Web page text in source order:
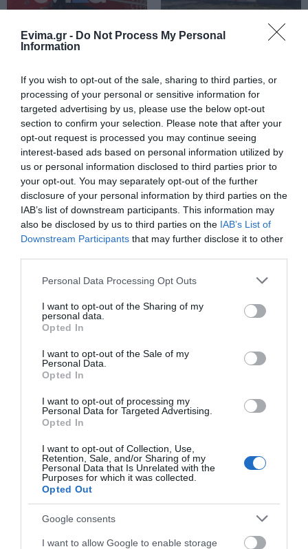
Evima.gr - Do Not Process My Personal
Information
If you wish to opt-out of the sale, sharing to third parties, or
processing of your personal or sensitive information for
targeted advertising by us, please use the below opt-out
section to confirm your selection. Please note that after your
opt-out request is processed you may continue seeing
interest-based ads based on personal information utilized by
us or personal information disclosed to third parties prior to
your opt-out. You may separately opt-out of the further
disclosure of your personal information by third parties on the
IAB’s list of downstream participants. This information may
also be disclosed by us to third parties on the IAB’s List of
Downstream Participants that may further disclose it to other
Please note that this website/app uses one or more Google
not limited to your visit or usage behaviour. You may click to
grant or deny consent to Google and its third-party tags to
use your data for below specified purposes in below Google
consent section.
Personal Data Processing Opt Outs
I want to opt-out of the Sharing of my
personal data.
Opted In
I want to opt-out of the Sale of my
Personal Data.
Opted In
I want to opt-out of processing my
Personal Data for Targeted Advertising.
Opted In
I want to opt-out of Collection, Use,
Retention, Sale, and/or Sharing of my
Personal Data that Is Unrelated with the
Purposes for which it was collected.
Opted Out
Google consents
I want to allow Google to enable storage
06.08.2026 | 15:45
e – ΕΦΚΑ και ΔΥΠΑ: Ποιοι
πληρώνονται έως και αύριο
Συναγερμός στη Χαλκίδα: Γυναίκα
έπεσε από την Υψηλή Γέφυρα
06.08.2026 | 15:10
Στην ΑΑΔΕ ο Μητσοτάκης για το
myAGRO – Τι δήλωσε
Φωτιά τώρα στη Σκύρο
06.08.2026 | 14:45
Πασίγνωστο κοσμηματοπωλείο
06.08.2026 | 14:45
Απόψε πάμε όλοι στα Άνω Στύρα
της Εύβοιας!
Σε αυτή την περιοχή της Εύβοιας
θα γίνει σήμερα πανηγύρι
Φωτιά στη Σκύρο:
πυροσβεστικά στο
λιμάνι της Κύμης
Εύβοια – Υπογράφτηκε
η σύμβαση
Καμία μόνιμη
πρόσληψη δασκάλων
Εύβοια: Τέλος στις
παράνομες χωματερές
ογκώδη απορρίμματα
Νέα εποχή για την
Εύβοια: Μονοπάτια
Συναγερμός στη
Γέφυρα